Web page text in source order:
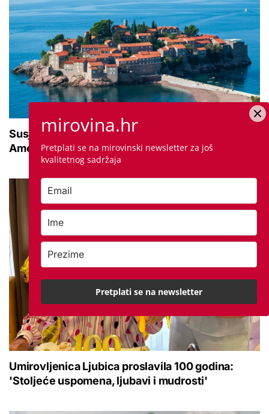
Susjedna zemlja sve popularnije odredište
Amerikanaca u mirovini: Pruža mir i sigurnost
Umirovljenica Ljubica proslavila 100 godina:
'Stoljeće uspomena, ljubavi i mudrosti'
mirovina.hr
Pretplati se na mirovinski newsletter za još
kvalitetnog sadržaja
Pretplati se na newsletter